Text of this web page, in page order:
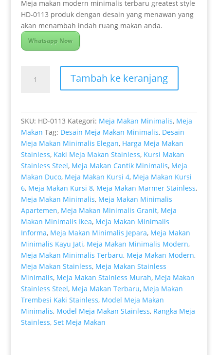
Meja makan modern minimalis terbaru greatest style
HD-0113 produk dengan desain yang menawan yang
akan menambah indah ruang makan anda.
Whatsapp Now
Meja
Terbaru
Greatest
Style
HD-
0113
Tambah ke keranjang
SKU: HD-0113 Kategori: Meja Makan Minimalis, Meja
Makan Tag: Desain Meja Makan Minimalis, Desain
Meja Makan Minimalis Elegan, Harga Meja Makan
Stainless, Kaki Meja Makan Stainless, Kursi Makan
Stainless Steel, Meja Makan Cantik Minimalis, Meja
Makan Duco, Meja Makan Kursi 4, Meja Makan Kursi
6, Meja Makan Kursi 8, Meja Makan Marmer Stainless,
Meja Makan Minimalis, Meja Makan Minimalis
Apartemen, Meja Makan Minimalis Granit, Meja
Makan Minimalis Ikea, Meja Makan Minimalis
Informa, Meja Makan Minimalis Jepara, Meja Makan
Minimalis Kayu Jati, Meja Makan Minimalis Modern,
Meja Makan Minimalis Terbaru, Meja Makan Modern,
Meja Makan Stainless, Meja Makan Stainless
Minimalis, Meja Makan Stainless Murah, Meja Makan
Stainless Steel, Meja Makan Terbaru, Meja Makan
Trembesi Kaki Stainless, Model Meja Makan
Minimalis, Model Meja Makan Stainless, Rangka Meja
Stainless, Set Meja Makan